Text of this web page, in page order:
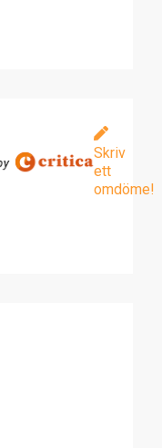
Skriv
ett
omdöme!